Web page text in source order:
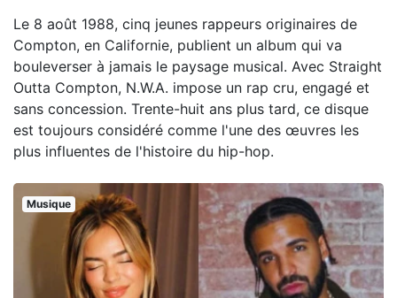
Le 8 août 1988, cinq jeunes rappeurs originaires de
Compton, en Californie, publient un album qui va
bouleverser à jamais le paysage musical. Avec Straight
Outta Compton, N.W.A. impose un rap cru, engagé et
sans concession. Trente-huit ans plus tard, ce disque
est toujours considéré comme l'une des œuvres les
plus influentes de l'histoire du hip-hop.
Musique